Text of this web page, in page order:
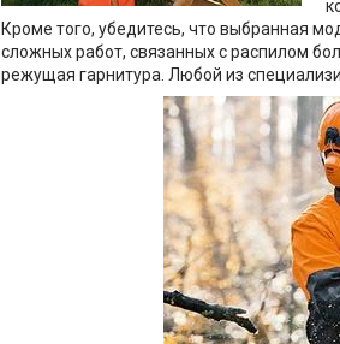
Кроме того, убедитесь, что выбранная
сложных работ, связанных с распилом
режущая гарнитура. Любой из